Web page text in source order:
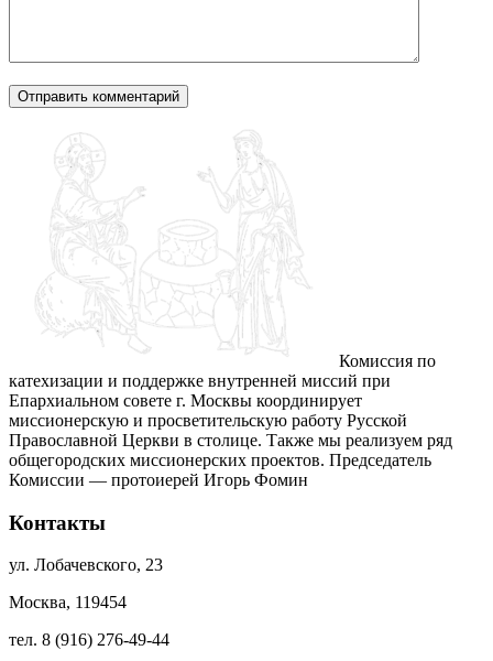
Комиссия по
катехизации и поддержке внутренней миссий при
Епархиальном совете г. Москвы координирует
миссионерскую и просветительскую работу Русской
Православной Церкви в столице. Также мы реализуем ряд
общегородских миссионерских проектов. Председатель
Комиссии — протоиерей Игорь Фомин
Контакты
ул. Лобачевского, 23
Москва, 119454
тел. 8 (916) 276-49-44